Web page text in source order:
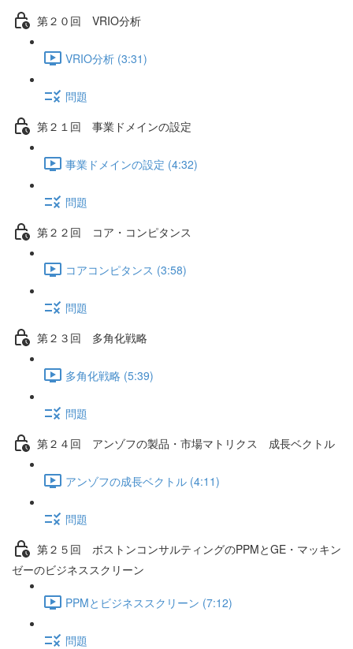
第２０回 VRIO分析
VRIO分析 (3:31)
問題
第２１回 事業ドメインの設定
事業ドメインの設定 (4:32)
問題
第２２回 コア・コンピタンス
コアコンピタンス (3:58)
問題
第２３回 多角化戦略
多角化戦略 (5:39)
問題
第２４回 アンゾフの製品・市場マトリクス 成長ベクトル
アンゾフの成長ベクトル (4:11)
問題
第２５回 ボストンコンサルティングのPPMとGE・マッキン
ゼーのビジネススクリーン
PPMとビジネススクリーン (7:12)
問題